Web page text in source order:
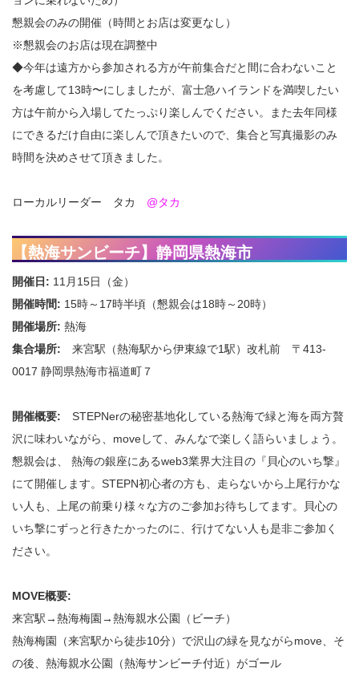
懇親会のみの開催（時間とお店は変更なし）
※懇親会のお店は現在調整中
◆今年は遠方から参加される方が午前集合だと間に合わないこと
を考慮して13時〜にしましたが、富士急ハイランドを満喫したい
方は午前から入場してたっぷり楽しんでください。また去年同様
にできるだけ自由に楽しんで頂きたいので、集合と写真撮影のみ
時間を決めさせて頂きました。
ローカルリーダー タカ @タカ
【熱海サンビーチ】静岡県熱海市
開催日: 11月15日（金）
開催時間: 15時～17時半頃（懇親会は18時～20時）
開催場所: 熱海
集合場所: 来宮駅（熱海駅から伊東線で1駅）改札前 〒413-
0017 静岡県熱海市福道町７
開催概要: STEPNerの秘密基地化している熱海で緑と海を両方贅
沢に味わいながら、moveして、みんなで楽しく語らいましょう。
懇親会は、 熱海の銀座にあるweb3業界大注目の『貝心のいち撃』
にて開催します。STEPN初心者の方も、走らないから上尾行かな
い人も、上尾の前乗り様々な方のご参加お待ちしてます。貝心の
いち撃にずっと行きたかったのに、行けてない人も是非ご参加く
ださい。
MOVE概要:
来宮駅→熱海梅園→熱海親水公園（ビーチ）
熱海梅園（来宮駅から徒歩10分）で沢山の緑を見ながらmove、そ
の後、熱海親水公園（熱海サンビーチ付近）がゴール